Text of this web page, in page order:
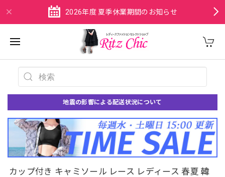
2026年度 夏季休業期間のお知らせ
地震の影響による配送状況について
カップ付き キャミソール レース レディース 春夏 韓